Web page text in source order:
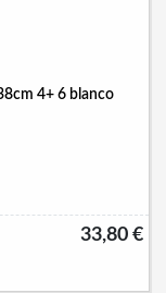
4+ 6 blanco
33,80 €